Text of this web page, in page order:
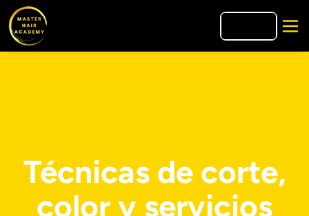
Técnicas de corte,
color y servicios